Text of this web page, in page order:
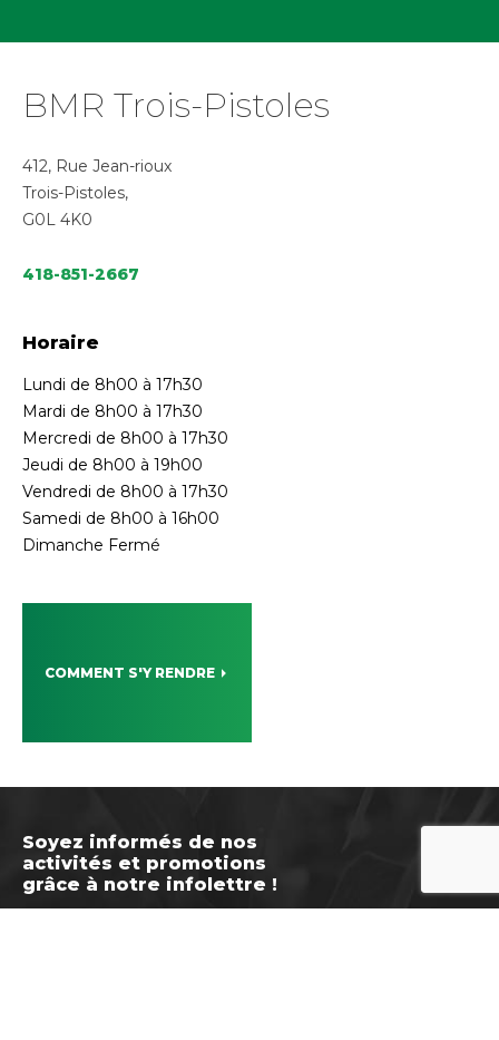
BMR Trois-Pistoles
412, Rue Jean-rioux
Trois-Pistoles,
G0L 4K0
418-851-2667
Horaire
Lundi de 8h00 à 17h30
Mardi de 8h00 à 17h30
Mercredi de 8h00 à 17h30
Jeudi de 8h00 à 19h00
Vendredi de 8h00 à 17h30
Samedi de 8h00 à 16h00
Dimanche Fermé
COMMENT S'Y RENDRE
Soyez informés de nos
activités et promotions
grâce à notre infolettre !